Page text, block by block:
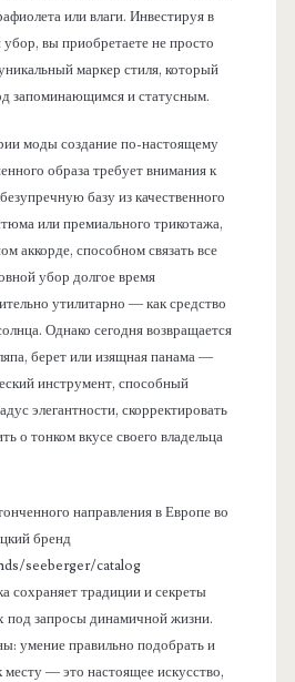
или влаги. Инвестируя в
вы приобретаете не просто
маркер стиля, который
запоминающимся и статусным.
моды создание по-настоящему
образа требует внимания к
базу из качественного
или премиального трикотажа,
аккорде, способном связать все
убор долгое время
утилитарно — как средство
Однако сегодня возвращается
берет или изящная панама —
инструмент, способный
элегантности, скорректировать
о тонком вкусе своего владельца
направления в Европе во
бренд
seeberger/catalog
сохраняет традиции и секреты
под запросы динамичной жизни.
умение правильно подобрать и
месту — это настоящее искусство,